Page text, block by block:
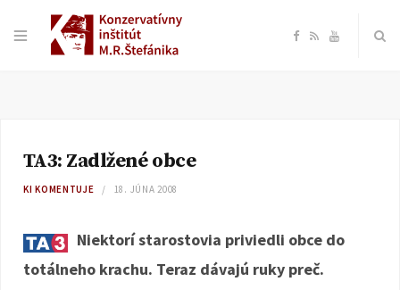
F R Y
TA3: Zadlžené obce
KI KOMENTUJE 18. JÚNA 2008
Niektorí starostovia priviedli obce do
totálneho krachu. Teraz dávajú ruky preč.